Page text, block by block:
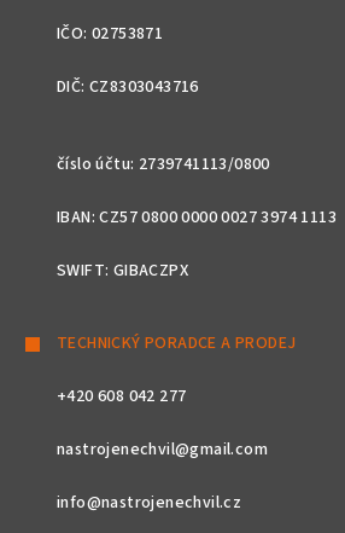
IČO: 02753871
DIČ: CZ8303043716
číslo účtu: 2739741113/0800
IBAN: CZ57 0800 0000 0027 3974 1113
SWIFT: GIBACZPX
TECHNICKÝ PORADCE A PRODEJ
+420 608 042 277
nastrojenechvil@gmail.com
info@nastrojenechvil.cz